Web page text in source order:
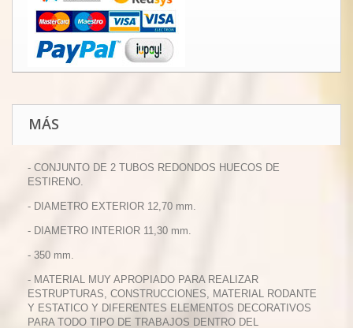
MÁS
- CONJUNTO DE 2 TUBOS REDONDOS HUECOS DE
ESTIRENO.
- DIAMETRO EXTERIOR 12,70 mm.
- DIAMETRO INTERIOR 11,30 mm.
- 350 mm.
- MATERIAL MUY APROPIADO PARA REALIZAR
ESTRUPTURAS, CONSTRUCCIONES, MATERIAL RODANTE
Y ESTATICO Y DIFERENTES ELEMENTOS DECORATIVOS
PARA TODO TIPO DE TRABAJOS DENTRO DEL